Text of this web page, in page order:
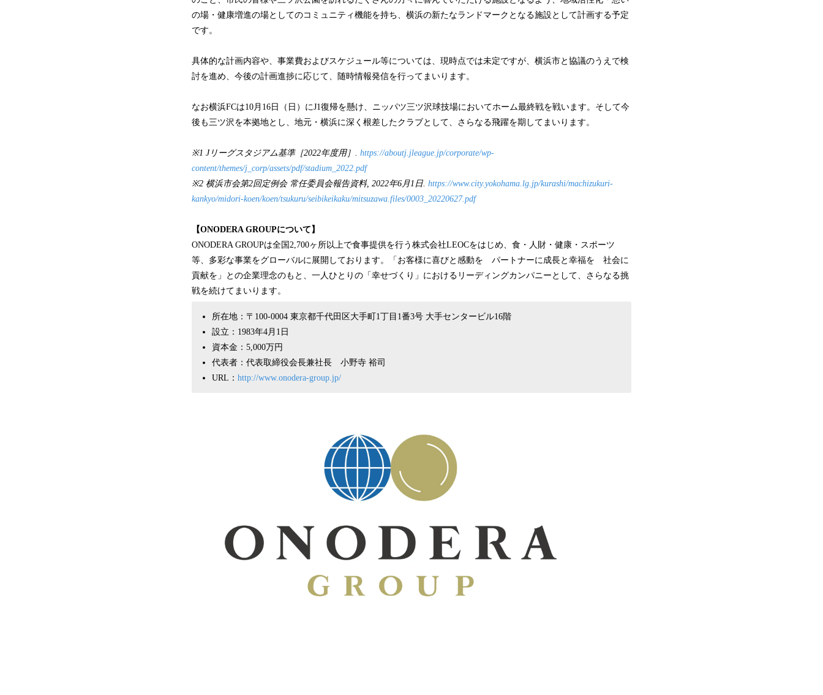
の場・健康増進の場としてのコミュニティ機能を持ち、横浜の新たなランドマークとなる施設として計画する予定
です。
具体的な計画内容や、事業費およびスケジュール等については、現時点では未定ですが、横浜市と協議のうえで検
討を進め、今後の計画進捗に応じて、随時情報発信を行ってまいります。
なお横浜FCは10月16日（日）にJ1復帰を懸け、ニッパツ三ツ沢球技場においてホーム最終戦を戦います。そして今
後も三ツ沢を本拠地とし、地元・横浜に深く根差したクラブとして、さらなる飛躍を期してまいります。
※1 Jリーグスタジアム基準［2022年度用］. https://aboutj.jleague.jp/corporate/wp-
content/themes/j_corp/assets/pdf/stadium_2022.pdf
※2 横浜市会第2回定例会 常任委員会報告資料, 2022年6月1日. https://www.city.yokohama.lg.jp/kurashi/machizukuri-
kankyo/midori-koen/koen/tsukuru/seibikeikaku/mitsuzawa.files/0003_20220627.pdf
【ONODERA GROUPについて】
ONODERA GROUPは全国2,700ヶ所以上で食事提供を行う株式会社LEOCをはじめ、食・人財・健康・スポーツ
等、多彩な事業をグローバルに展開しております。「お客様に喜びと感動を パートナーに成長と幸福を 社会に
貢献を」との企業理念のもと、一人ひとりの「幸せづくり」におけるリーディングカンパニーとして、さらなる挑
戦を続けてまいります。
所在地：〒100-0004 東京都千代田区大手町1丁目1番3号 大手センタービル16階
設立：1983年4月1日
資本金：5,000万円
代表者：代表取締役会長兼社長 小野寺 裕司
URL： http://www.onodera-group.jp/